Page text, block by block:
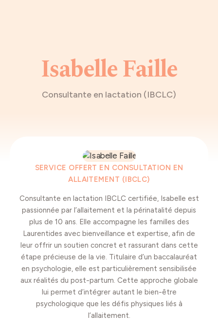
Isabelle Faille
Consultante en lactation (IBCLC)
SERVICE OFFERT EN CONSULTATION EN
ALLAITEMENT (IBCLC)
Consultante en lactation IBCLC certifiée, Isabelle est
passionnée par l’allaitement et la périnatalité depuis
plus de 10 ans. Elle accompagne les familles des
Laurentides avec bienveillance et expertise, afin de
leur offrir un soutien concret et rassurant dans cette
étape précieuse de la vie. Titulaire d’un baccalauréat
en psychologie, elle est particulièrement sensibilisée
aux réalités du post-partum. Cette approche globale
lui permet d’intégrer autant le bien-être
psychologique que les défis physiques liés à
l’allaitement.